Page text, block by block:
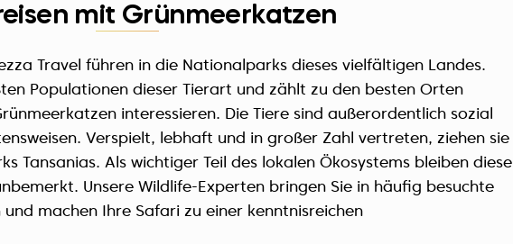
España (Español)
Schweiz (Deutsch)
Україна (Українська)
mit Grünmeerkatzen
Travel führen in die Nationalparks dieses vielfältigen Landes.
Populationen dieser Tierart und zählt zu den besten Orten
interessieren. Die Tiere sind außerordentlich sozial
Verspielt, lebhaft und in großer Zahl vertreten, ziehen sie
Tansanias. Als wichtiger Teil des lokalen Ökosystems bleiben diese
Unsere Wildlife-Experten bringen Sie in häufig besuchte
machen Ihre Safari zu einer kenntnisreichen